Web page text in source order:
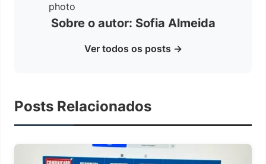
Sobre o autor: Sofia Almeida
Ver todos os posts →
Posts Relacionados